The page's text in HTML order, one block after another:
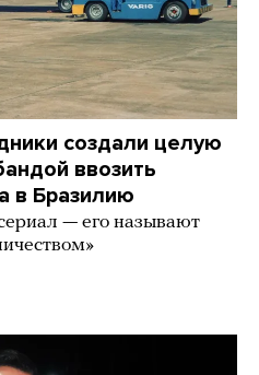
создали целую
ввозить
в Бразилию
— его называют